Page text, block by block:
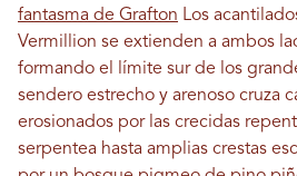
fantasma de Grafton Los
Vermillion se extienden a ambos
formando el límite sur de los
sendero estrecho y arenoso cruza
erosionados por las crecidas
serpentea hasta amplias crestas